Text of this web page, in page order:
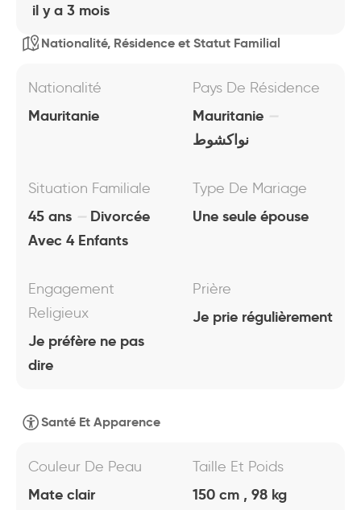
il y a 3 mois
Nationalité, Résidence et Statut Familial
Nationalité
Mauritanie
Pays De Résidence
Mauritanie
نواكشوط
Situation Familiale
45 ans
Divorcée
Avec 4 Enfants
Type De Mariage
Une seule épouse
Engagement
Religieux
Je préfère ne pas
dire
Prière
Je prie régulièrement
Santé Et Apparence
Couleur De Peau
Mate clair
Taille Et Poids
150 cm , 98 kg